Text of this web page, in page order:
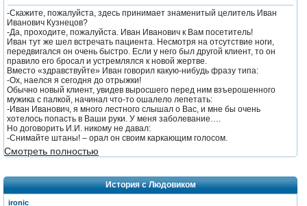
голосов:
-Скажите, пожалуйста, здесь принимает знаменитый целитель Иван
Иванович Кузнецов?
-Да, проходите, пожалуйста. Иван Иванович к Вам посетитель!
Иван тут же шел встречать пациента. Несмотря на отсутствие ноги,
передвигался он очень быстро. Если у него был другой клиент, то он
правило его бросал и устремлялся к новой жертве.
Вместо «здравствуйте» Иван говорил какую-нибудь фразу типа:
-Ох, наелся я сегодня до отрыжки!
Обычно новый клиент, увидев выросшего перед ним взъерошенного
мужика с палкой, начинал что-то ошалело лепетать:
-Иван Иванович, я много лестного слышал о Вас, и мне бы очень
хотелось попасть в Ваши руки. У меня заболевание….
Но договорить И.И. никому не давал:
-Снимайте штаны! – орал он своим каркающим голосом.
Смотреть полностью
История с Людовиком
ironic